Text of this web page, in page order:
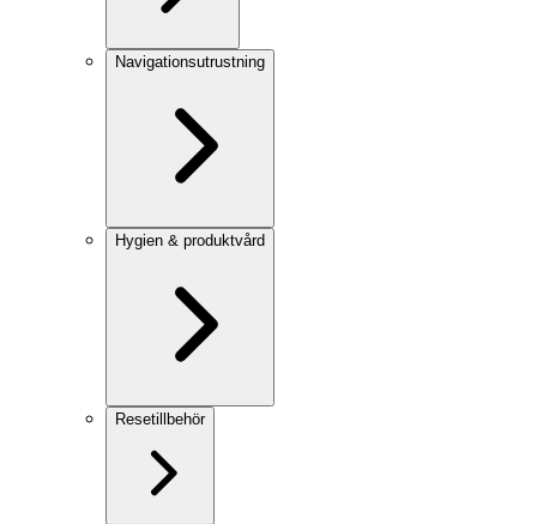
Navigationsutrustning
Hygien & produktvård
Resetillbehör